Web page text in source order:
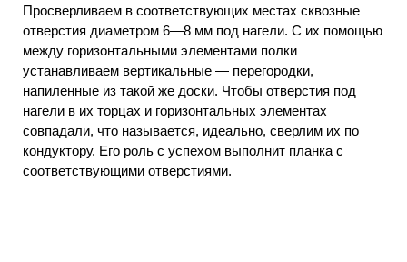
Просверливаем в соответствующих местах сквозные
отверстия диаметром 6—8 мм под нагели. С их помощью
между горизонтальными элементами полки
устанавливаем вертикальные — перегородки,
напиленные из такой же доски. Чтобы отверстия под
нагели в их торцах и горизонтальных элементах
совпадали, что называется, идеально, сверлим их по
кондуктору. Его роль с успехом выполнит планка с
соответствующими отверстиями.